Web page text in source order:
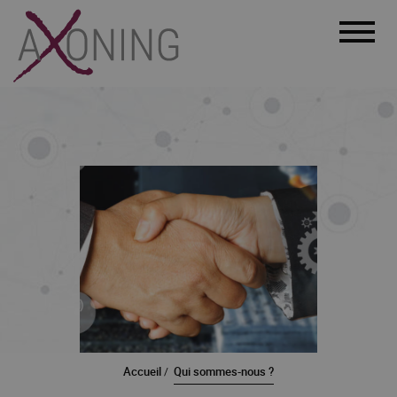
Menu
Accueil/ Qui sommes-nous ?